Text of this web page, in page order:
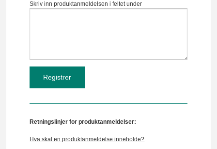
Skriv inn produktanmeldelsen i feltet under
Retningslinjer for produktanmeldelser:
Hva skal en produktanmeldelse inneholde?